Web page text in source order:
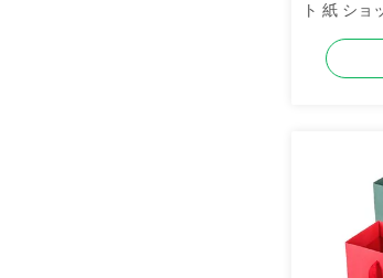
ト 紙 ショ
境に優し